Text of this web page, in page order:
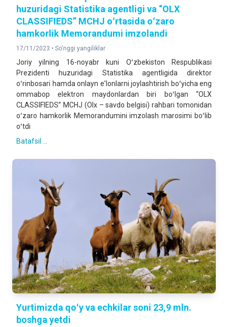
huzuridagi Statistika agentligi va “OLX
CLASSIFIEDS” MCHJ oʻrtasida oʻzaro
hamkorlik Memorandumi imzolandi
17/11/2023 • So'nggi yangiliklar
Joriy yilning 16-noyabr kuni Oʻzbekiston Respublikasi
Prezidenti huzuridagi Statistika agentligida direktor
oʻrinbosari hamda onlayn eʼlonlarni joylashtirish boʻyicha eng
ommabop elektron maydonlardan biri boʻlgan “OLX
CLASSIFIEDS” MCHJ (Olx – savdo belgisi) rahbari tomonidan
oʻzaro hamkorlik Memorandumini imzolash marosimi boʻlib
oʻtdi
Batafsil ...
Yurtimizda qoʻy va echkilar soni 23,9 mln.
boshga yetdi